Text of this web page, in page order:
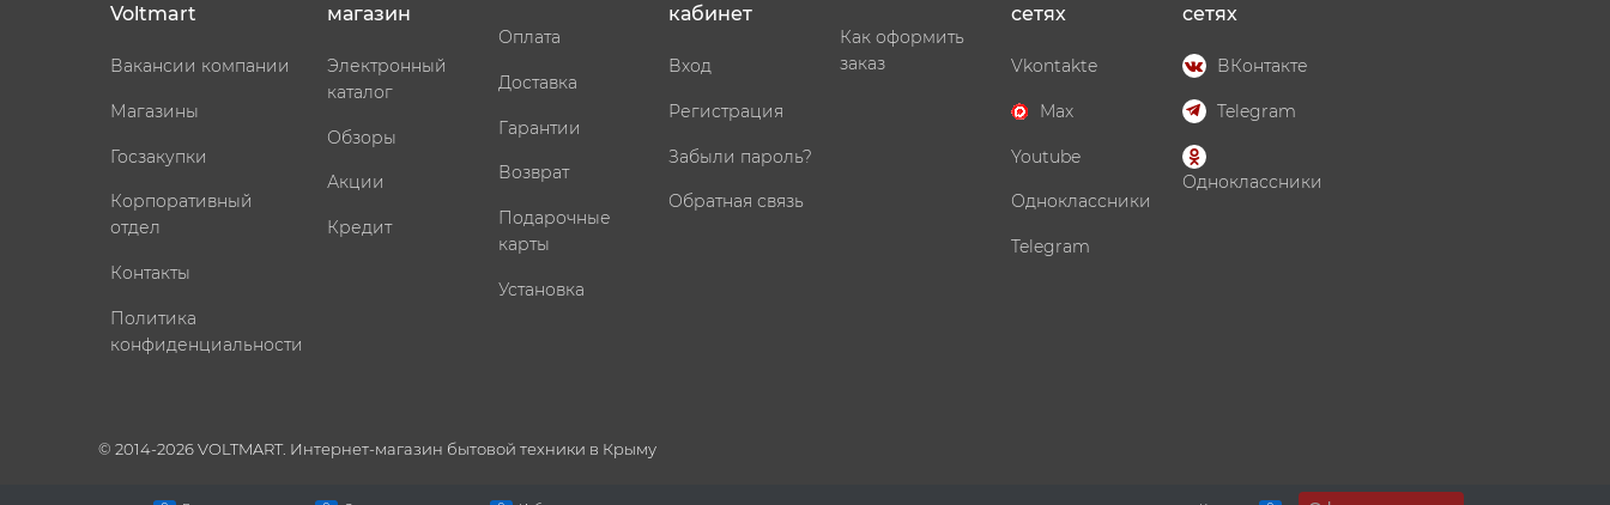
Voltmart
Вакансии компании
Магазины
Госзакупки
Корпоративный
отдел
Контакты
Политика
конфиденциальности
магазин
Электронный
каталог
Обзоры
Акции
Кредит
Оплата
Доставка
Гарантии
Возврат
Подарочные
карты
Установка
кабинет
Вход
Регистрация
Забыли пароль?
Обратная связь
Как оформить
заказ
сетях
Vkontakte
Max
Youtube
Одноклассники
Telegram
сетях
ВКонтакте
Telegram
Одноклассники
© 2014-2026 VOLTMART. Интернет-магазин бытовой техники в Крыму